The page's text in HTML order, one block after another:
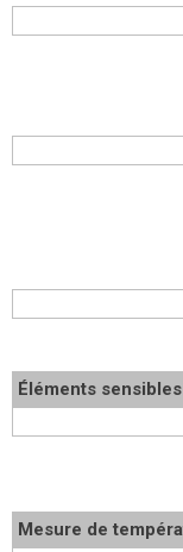
Éléments sensibles
Mesure de